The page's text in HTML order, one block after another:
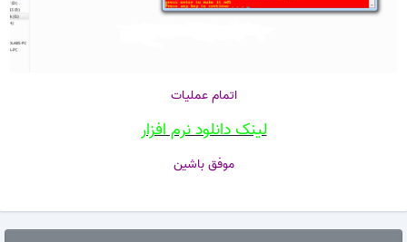
اتمام عملیات
لینک دانلود نرم افزار
موفق باشین